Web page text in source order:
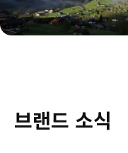
브랜드 소식